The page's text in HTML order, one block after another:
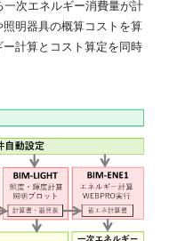
一次エネルギー消費量が計
明器具の概算コストを算
計算とコスト算定を同時